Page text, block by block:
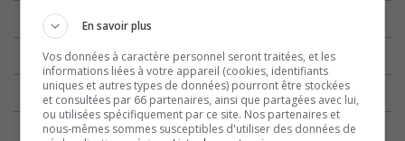
En savoir plus
Vos données à caractère personnel seront traitées, et les
informations liées à votre appareil (cookies, identifiants
uniques et autres types de données) pourront être stockées
et consultées par 66 partenaires, ainsi que partagées avec lui,
ou utilisées spécifiquement par ce site. Nos partenaires et
nous-mêmes sommes susceptibles d'utiliser des données de